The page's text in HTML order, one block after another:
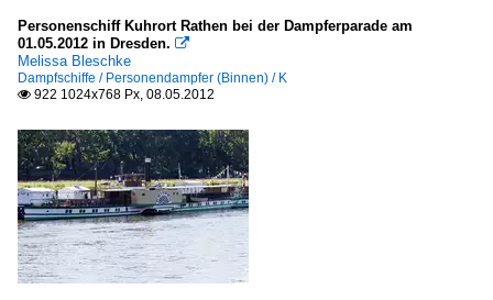
Personenschiff Kuhrort Rathen bei der Dampferparade am
01.05.2012 in Dresden. 
Melissa Bleschke
Dampfschiffe / Personendampfer (Binnen) / K
 922 1024x768 Px, 08.05.2012